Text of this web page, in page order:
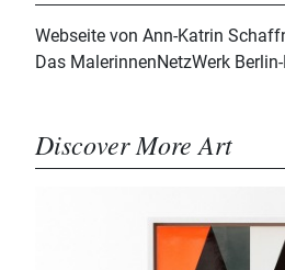
Webseite von Ann-Katrin
Das MalerinnenNetzWerk
Discover More Art